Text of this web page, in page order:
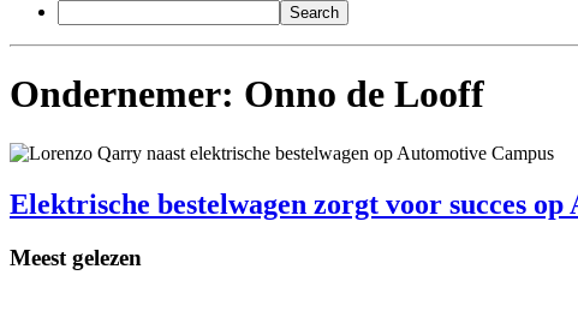
Ondernemer: Onno de Looff
Elektrische bestelwagen zorgt voor succes
Meest gelezen